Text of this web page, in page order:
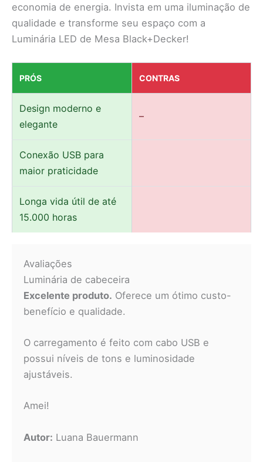
economia de energia. Invista em uma iluminação de
qualidade e transforme seu espaço com a
Luminária LED de Mesa Black+Decker!
PRÓS CONTRAS
Design moderno e
elegante
–
Conexão USB para
maior praticidade
Longa vida útil de até
15.000 horas
Avaliações
Luminária de cabeceira
Excelente produto. Oferece um ótimo custo-
benefício e qualidade.
O carregamento é feito com cabo USB e
possui níveis de tons e luminosidade
ajustáveis.
Amei!
Autor: Luana Bauermann